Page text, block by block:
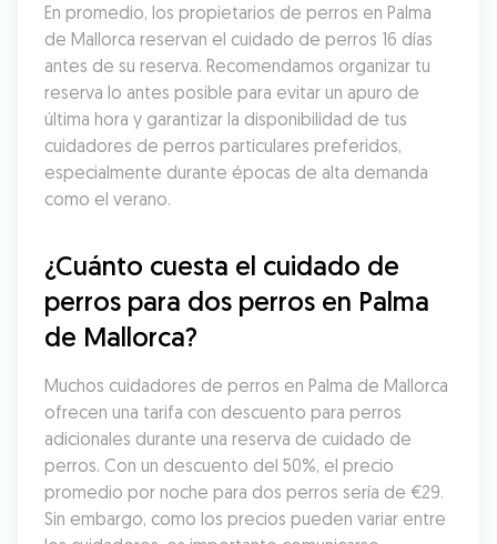
En promedio, los propietarios de perros en Palma
de Mallorca reservan el cuidado de perros 16 días
antes de su reserva. Recomendamos organizar tu
reserva lo antes posible para evitar un apuro de
última hora y garantizar la disponibilidad de tus
cuidadores de perros particulares preferidos,
especialmente durante épocas de alta demanda
como el verano.
¿Cuánto cuesta el cuidado de
perros para dos perros en Palma
de Mallorca?
Muchos cuidadores de perros en Palma de Mallorca
ofrecen una tarifa con descuento para perros
adicionales durante una reserva de cuidado de
perros. Con un descuento del 50%, el precio
promedio por noche para dos perros sería de €29.
Sin embargo, como los precios pueden variar entre